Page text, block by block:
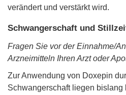
verändert und verstärkt wird.
Schwangerschaft und
Fragen Sie vor der Einnahme/
Arzneimitteln Ihren Arzt oder
Zur Anwendung von Doxepin
Schwangerschaft liegen bislang